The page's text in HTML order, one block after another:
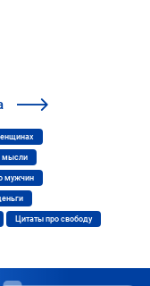
мысли
мужчин
Цитаты про свободу